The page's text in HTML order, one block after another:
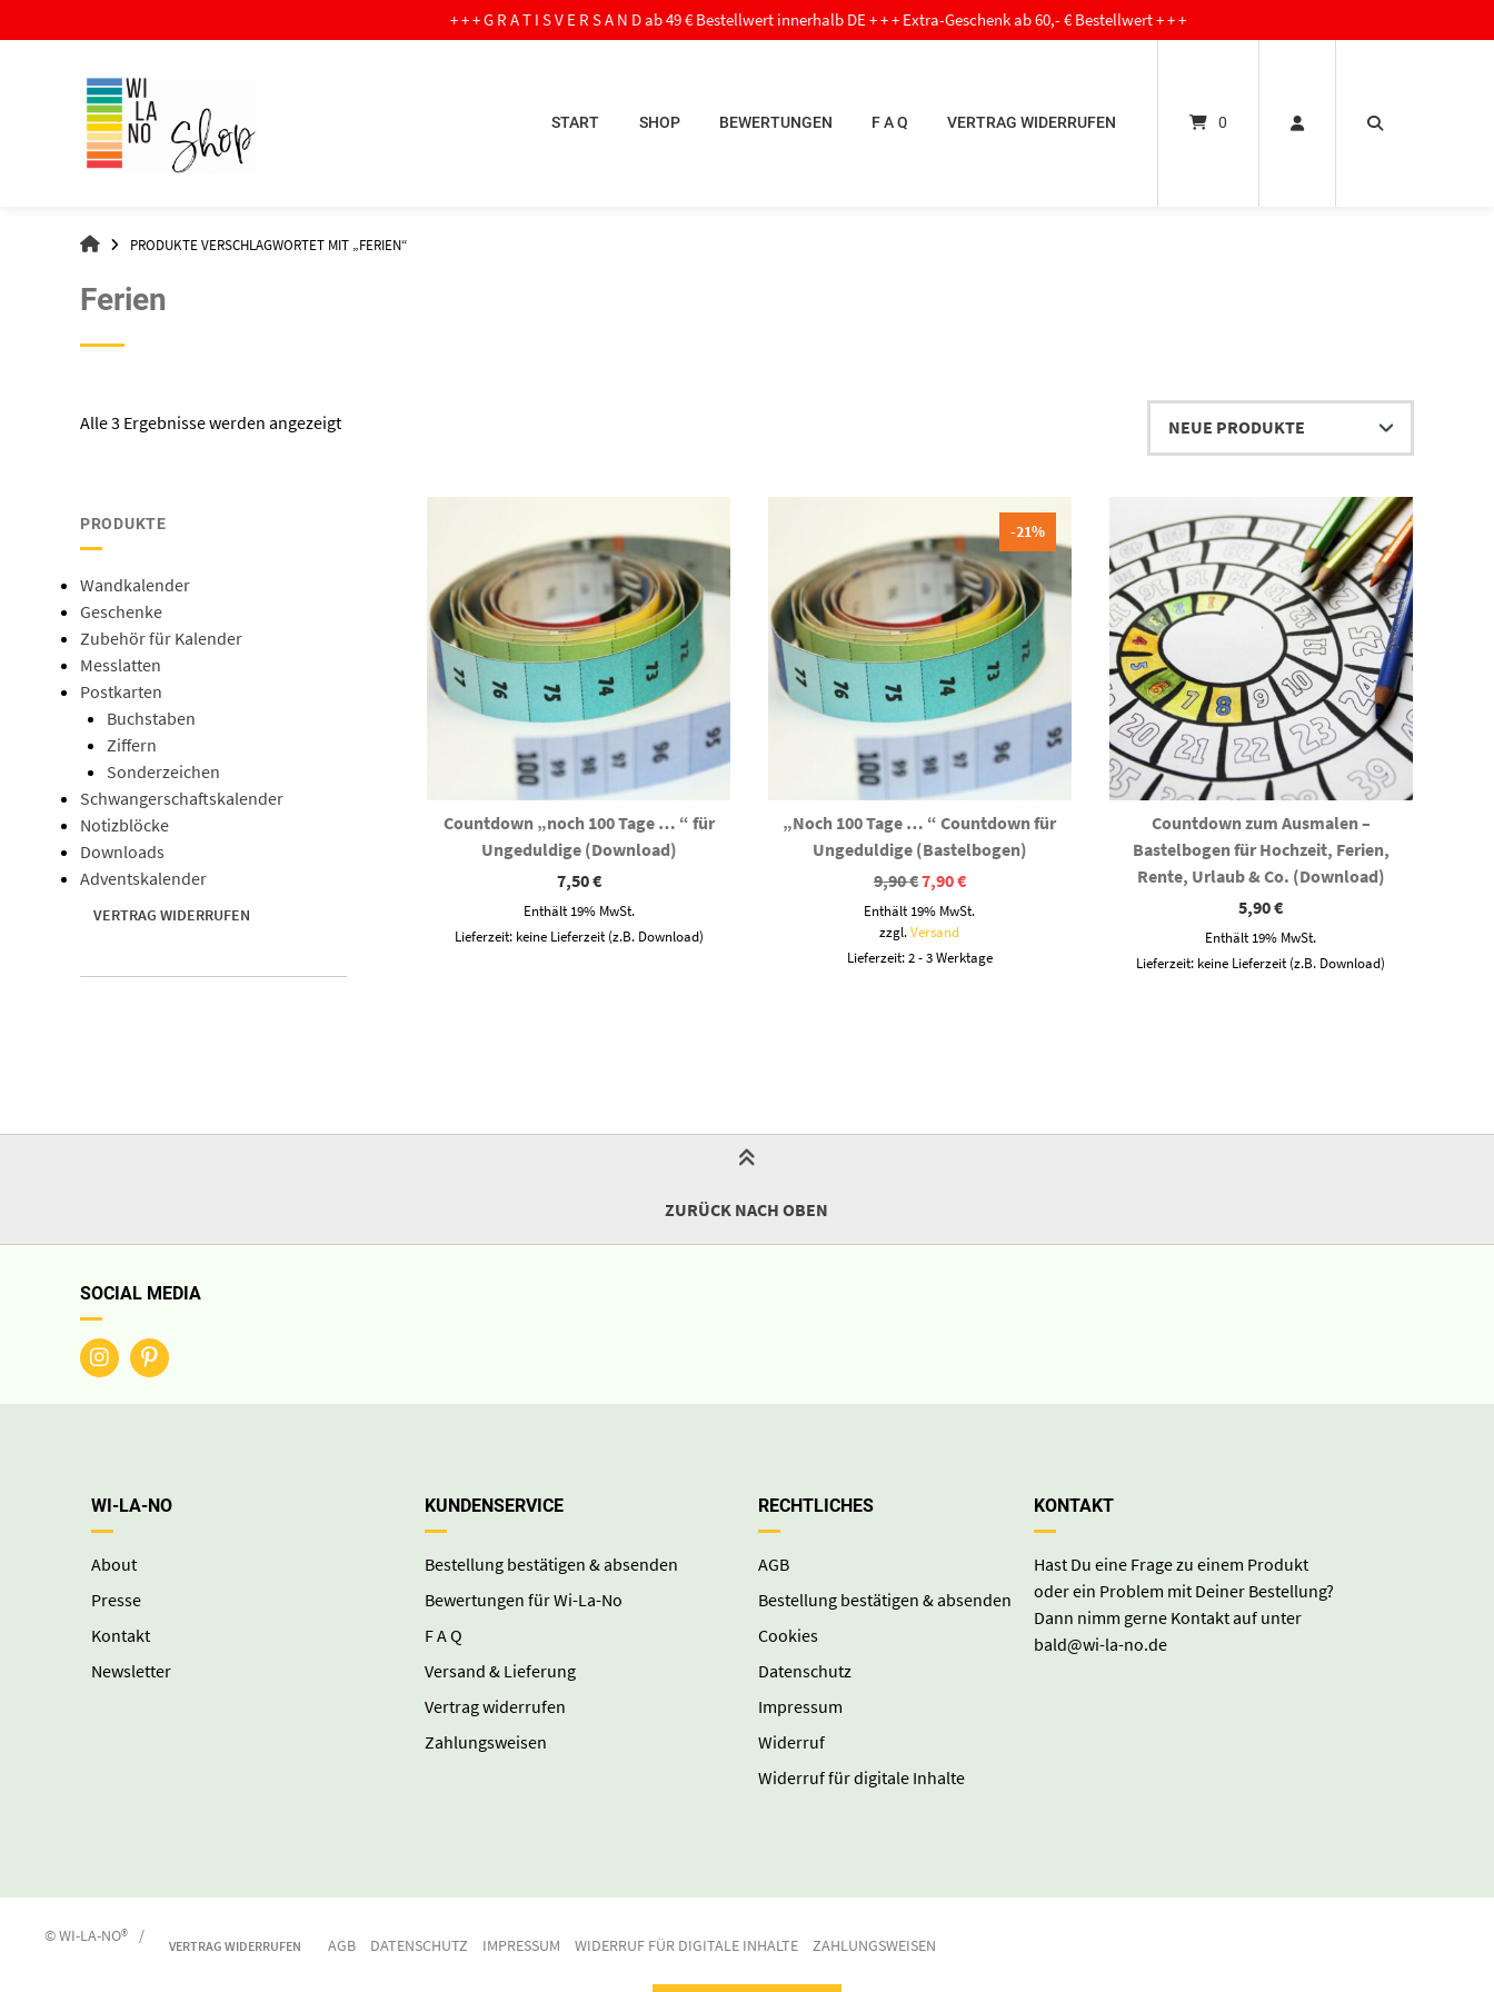
zum
+ + + G R A T I S V E R S A N D ab 49 € Bestellwert innerhalb DE + + + Extra-Geschenk ab 60,- € Bestellwert + + +
START SHOP BEWERTUNGEN F A Q VERTRAG WIDERRUFEN 0
WI-
–
SHOP
PRODUKTE VERSCHLAGWORTET MIT „FERIEN“
Ferien
Alle 3 Ergebnisse werden angezeigtNach
Countdown „noch 100 Tage … “ für
Ungeduldige (Download)
7,50€
Enthält 19% MwSt.
Lieferzeit: keine Lieferzeit (z.B. Download)
-21%
„Noch 100 Tage … “ Countdown für
Ungeduldige (Bastelbogen)
9,90€Ursprünglicher
Preis
war:
9,90 €
7,90€Aktueller
ist:
Enthält 19% MwSt.
zzgl.Versand
Lieferzeit: 2 - 3 Werktage
Countdown zum Ausmalen –
Bastelbogen für Hochzeit, Ferien,
Rente, Urlaub & Co. (Download)
5,90€
Enthält 19% MwSt.
Lieferzeit: keine Lieferzeit (z.B. Download)
PRODUKTE
Wandkalender
Geschenke
Zubehör für Kalender
Messlatten
Postkarten
Buchstaben
Ziffern
Sonderzeichen
Schwangerschaftskalender
Notizblöcke
Downloads
Adventskalender
VERTRAG WIDERRUFEN
ZURÜCK NACH OBEN
SOCIAL MEDIA
WI-LA-NO
About
Presse
Kontakt
Newsletter
KUNDENSERVICE
Bestellung bestätigen & absenden
Bewertungen für Wi-La-No
F A Q
Versand & Lieferung
Vertrag widerrufen
Zahlungsweisen
RECHTLICHES
AGB
Bestellung bestätigen & absenden
Cookies
Datenschutz
Impressum
Widerruf
Widerruf für digitale Inhalte
KONTAKT
Hast Du eine Frage zu einem Produkt
oder ein Problem mit Deiner Bestellung?
Dann nimm gerne Kontakt auf unter
bald@wi-la-no.de
© WI-LA-NO® /
VERTRAG WIDERRUFEN AGB DATENSCHUTZ IMPRESSUM WIDERRUF FÜR DIGITALE INHALTE ZAHLUNGSWEISEN